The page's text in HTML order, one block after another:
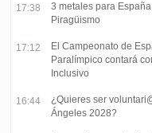
17:38
3 metales para
Piragüismo
17:12
El Campeonato de
Paralímpico contará
Inclusivo
16:44
¿Quieres ser
Ángeles 2028?